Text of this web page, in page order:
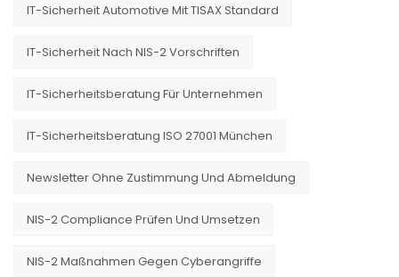
IT-Sicherheit Automotive Mit TISAX Standard
IT-Sicherheit Nach NIS-2 Vorschriften
IT-Sicherheitsberatung Für Unternehmen
IT-Sicherheitsberatung ISO 27001 München
Newsletter Ohne Zustimmung Und Abmeldung
NIS-2 Compliance Prüfen Und Umsetzen
NIS-2 Maßnahmen Gegen Cyberangriffe